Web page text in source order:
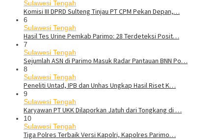
Sulawesi Tengah
Komisi III DPRD Sulteng Tinjau PT CPM Pekan Depan,…
6
Sulawesi Tengah
Hasil Tes Urine Pemkab Parimo: 28 Terdeteksi Posit…
7
Sulawesi Tengah
Sejumlah ASN di Parimo Masuk Radar Pantauan BNN Po…
8
Sulawesi Tengah
Peneliti Untad, IPB dan Unhas Ungkap Hasil Riset K…
9
Sulawesi Tengah
Karyawan PT UKK Dilaporkan Jatuh dari Tongkang di …
10
Sulawesi Tengah
Tiga Polres Terbaik Versi Kapolri, Kapolres Parimo…